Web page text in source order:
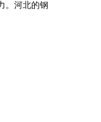
。河北的钢